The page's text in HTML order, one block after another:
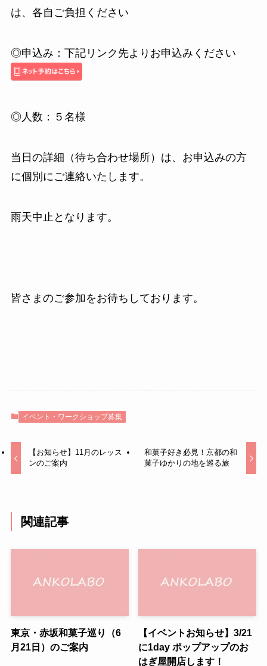
は、各自ご負担ください
◎申込み：下記リンク先よりお申込みください
◎人数：５名様
当日の詳細（待ち合わせ場所）は、お申込みの方
に個別にご連絡いたします。
雨天中止となります。
皆さまのご参加をお待ちしております。
イベント・ワークショップ募集
【お知らせ】11月のレッス
ンのご案内
和菓子好き必見！京都の和
菓子ゆかりの地を巡る旅
関連記事
東京・赤坂和菓子巡り（6
月21日）のご案内
【イベントお知らせ】3/21
に1day ポップアップのお
はぎ屋開店します！